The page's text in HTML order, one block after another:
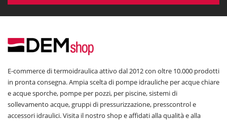
E-commerce di termoidraulica attivo dal 2012 con oltre 10.000 prodotti
in pronta consegna. Ampia scelta di pompe idrauliche per acque chiare
e acque sporche, pompe per pozzi, per piscine, sistemi di
sollevamento acque, gruppi di pressurizzazione, presscontrol e
accessori idraulici. Visita il nostro shop e affidati alla qualità e alla